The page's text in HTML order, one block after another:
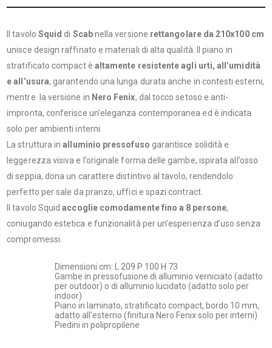
Il tavolo Squid di Scabnella versione rettangolare da 210x100 cm
unisce design raffinato e materiali di alta qualità. Il piano in
stratificato compact è altamente resistente agli urti, all’umidità
e all’usura, garantendo una lunga durata anche in contesti esterni,
mentre la versione in Nero Fenix, dal tocco setoso e anti-
impronta, conferisce un’eleganza contemporanea ed è indicata
solo per ambienti interni.
La struttura inalluminio pressofuso garantisce solidità e
leggerezza visiva e l’originale forma delle gambe, ispirata all’osso
di seppia, dona un carattere distintivo al tavolo, rendendolo
perfetto per sale da pranzo, uffici e spazi contract.
Il tavolo Squidaccoglie comodamente fino a 8 persone,
coniugando estetica e funzionalità per un’esperienza d’uso senza
compromessi.
Dimensioni cm: L 209 P 100 H 73
Gambe in pressofusione di alluminio verniciato (adatto
per outdoor) o di alluminio lucidato (adatto solo per
indoor)
Piano in laminato, stratificato compact, bordo 10 mm,
adatto all'esterno (finitura Nero Fenix solo per interni)
Piedini in polipropilene